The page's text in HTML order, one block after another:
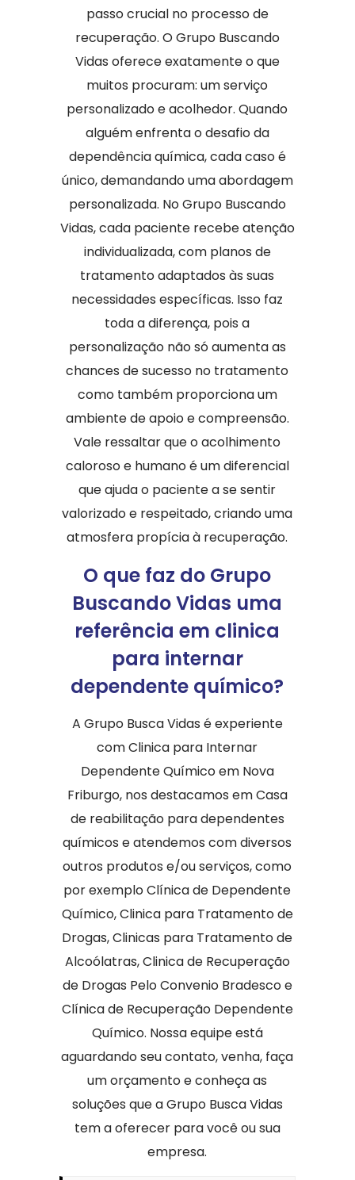
passo crucial no processo de
recuperação. O Grupo Buscando
Vidas oferece exatamente o que
muitos procuram: um serviço
personalizado e acolhedor. Quando
alguém enfrenta o desafio da
dependência química, cada caso é
único, demandando uma abordagem
personalizada. No Grupo Buscando
Vidas, cada paciente recebe atenção
individualizada, com planos de
tratamento adaptados às suas
necessidades específicas. Isso faz
toda a diferença, pois a
personalização não só aumenta as
chances de sucesso no tratamento
como também proporciona um
ambiente de apoio e compreensão.
Vale ressaltar que o acolhimento
caloroso e humano é um diferencial
que ajuda o paciente a se sentir
valorizado e respeitado, criando uma
atmosfera propícia à recuperação.
O que faz do Grupo
Buscando Vidas uma
referência em clinica
para internar
dependente químico?
A Grupo Busca Vidas é experiente
com Clinica para Internar
Dependente Químico em Nova
Friburgo, nos destacamos em Casa
de reabilitação para dependentes
químicos e atendemos com diversos
outros produtos e/ou serviços, como
por exemplo Clínica de Dependente
Químico, Clinica para Tratamento de
Drogas, Clinicas para Tratamento de
Alcoólatras, Clinica de Recuperação
de Drogas Pelo Convenio Bradesco e
Clínica de Recuperação Dependente
Químico. Nossa equipe está
aguardando seu contato, venha, faça
um orçamento e conheça as
soluções que a Grupo Busca Vidas
tem a oferecer para você ou sua
empresa.